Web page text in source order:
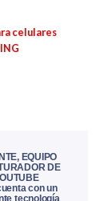
celulares
EQUIPO
DE
con un
tecnología